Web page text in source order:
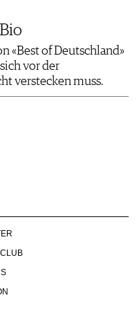
«Best of Deutschland»
vor der
verstecken muss.